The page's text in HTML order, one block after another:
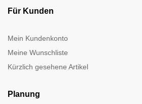
Für Kunden
Mein Kundenkonto
Meine Wunschliste
Kürzlich gesehene Artikel
Planung